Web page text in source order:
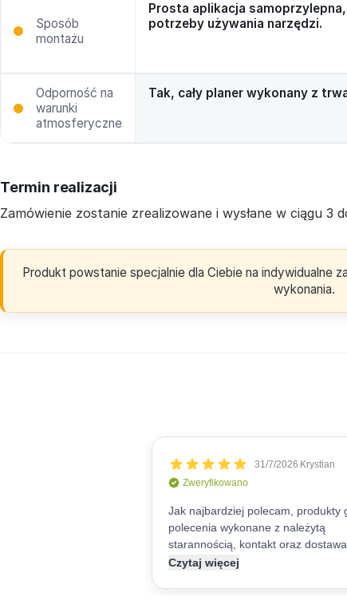
Sposób
montażu
Prosta aplikacja
potrzeby używania narzędzi.
Odporność na
warunki
atmosferyczne
Tak, cały planer wykonany z
Termin realizacji
Zamówienie zostanie zrealizowane i wysłane w ciągu 3
Produkt powstanie specjalnie dla Ciebie na indywidualne
wykonania.